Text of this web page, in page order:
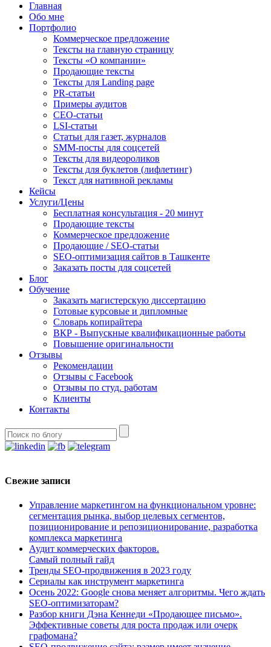
Главная
Обо мне
Портфолио
Коммерческое предложение
Тексты на главную страницу
Тексты «О компании»
Продающие тексты
Тексты для Landing page
PR-статьи
Примеры аудитов
СЕО-статьи
LSI-статьи
Статьи для газет, журналов
SMM-посты для соцсетей
Тексты для видеороликов
Тексты для буклетов (лифлетинг)
Текст для нативной рекламы
Кейсы
Услуги/Цены
Бесплатная консультация - 20 минут
Продающие тексты
Коммерческое предложение
Продающие / SEO-статьи
SEO-оптимизация сайтов в Ташкенте
Заказать посты для соцсетей
Блог
Обучение
Заказать магистерскую диссертацию
Готовые курсовые и дипломные
Словарь копирайтера
ВКР - Выпускные квалификационные работы
Повышение оригинальности
Отзывы
Рекомендации
Отзывы с Facebook
Отзывы по студ. работам
Клиенты
Контакты
Свежие записи
Управление маркетингом на функциональном уровне:
сегментация рынка, выбор целевых сегментов,
позиционирование и репозиционирование, разработка
комплекса маркетинга
Аудит коммерческих факторов.
Самый полный гайд
Тренды SEO-продвижения в 2023 году
Сериалы как инструмент маркетинга
Осень 2022: Google снова меняет алгоритмы. Чего ждать
SEO-оптимизаторам?
Разбор книги Дэна Кеннеди «Продающее письмо».
Эффективные советы для роста продаж или очерк
графомана?